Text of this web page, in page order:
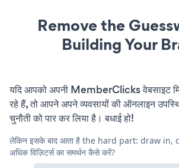
Remove the
Building Your
यदि आपको अपनी MemberClicks वेबसाइट
रहे हैं, तो आपने अपने व्यवसायों की ऑनलाइन
चुनौती को पार कर लिया है। बधाई हो!
लेकिन इसके बाद आता है the hard part: draw in,
अधिक विज़िटर्स का समर्थन कैसे करें?